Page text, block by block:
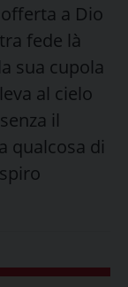
a Dio
fede là
sua cupola
al cielo
il
qualcosa di